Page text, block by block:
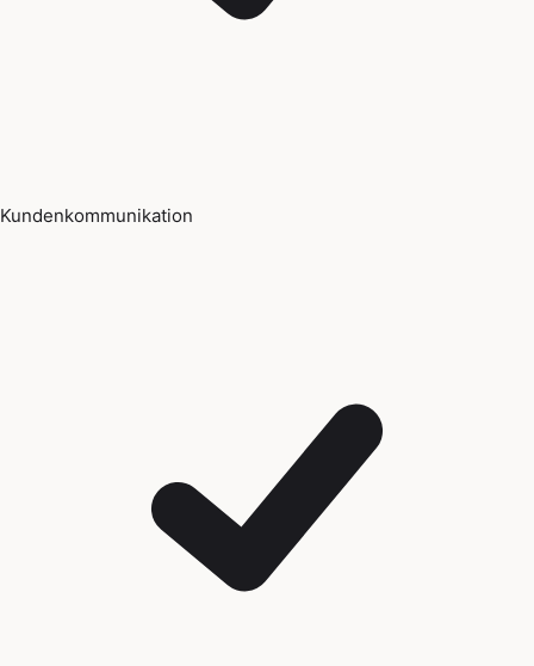
Kundenkommunikation